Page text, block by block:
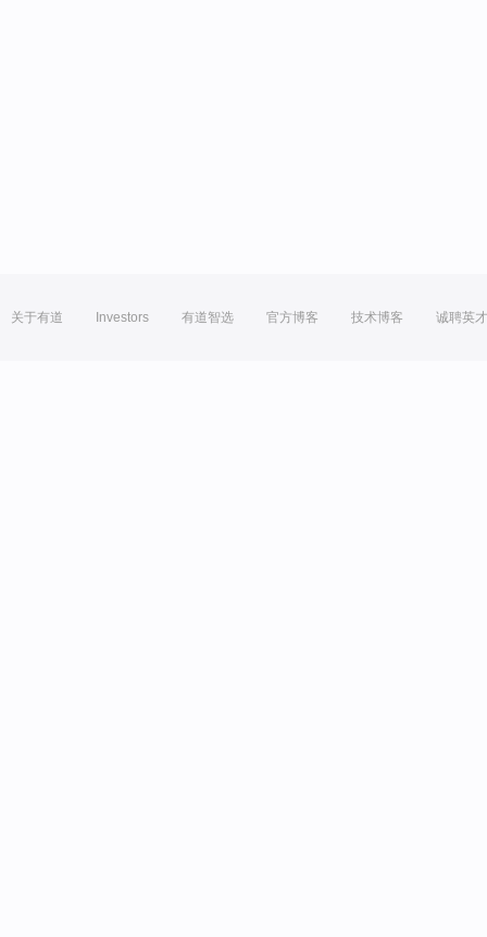
关于有道 Investors 有道智选 官方博客 技术博客 诚聘英才